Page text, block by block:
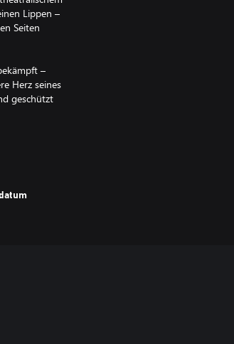
Lippen –
Seiten
–
Herz seines
geschützt